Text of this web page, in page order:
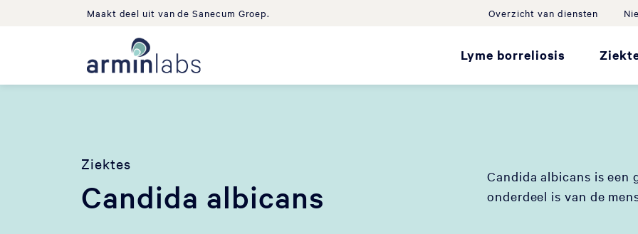
Maakt deel uit van de Sanecum Groep. Overzicht van diensten
Lyme borreliosis
Ziektes
Candida albicans
Candida albicans is een
onderdeel is van de